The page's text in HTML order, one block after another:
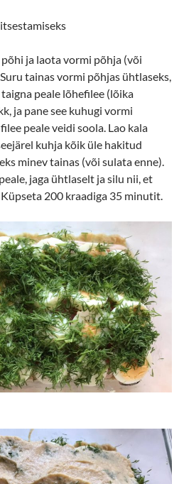
ja laota vormi põhja (või
tainas vormi põhjas ühtlaseks,
peale lõhefilee (lõika
ja pane see kuhugi vormi
peale veidi soola. Lao kala
kuhja kõik üle hakitud
minev tainas (või sulata enne).
jaga ühtlaselt ja silu nii, et
200 kraadiga 35 minutit.